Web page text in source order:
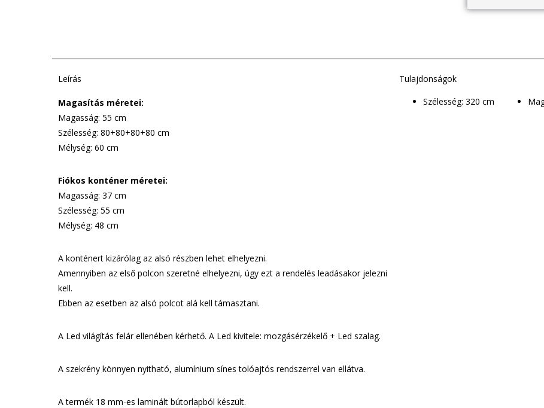
Leírás
Magasítás méretei:
Magasság: 55 cm
Szélesség: 80+80+80+80 cm
Mélység: 60 cm
Fiókos konténer méretei:
Magasság: 37 cm
Szélesség: 55 cm
Mélység: 48 cm
A konténert kizárólag az alsó részben lehet elhelyezni.
Amennyiben az első polcon szeretné elhelyezni, úgy ezt a rendelés leadásakor jelezni
kell.
Ebben az esetben az alsó polcot alá kell támasztani.
A Led világítás felár ellenében kérhető. A Led kivitele: mozgásérzékelő + Led szalag.
A szekrény könnyen nyitható, alumínium sínes tolóajtós rendszerrel van ellátva.
A termék 18 mm-es laminált bútorlapból készült.
Tulajdonságok
Szélesség: 320 cm